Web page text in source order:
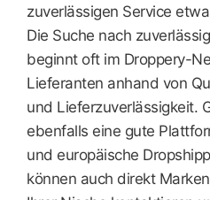
zuverlässigen Service
Die Suche nach
beginnt oft im Droppery-
Lieferanten anhand von
und Lieferzuverlässigkeit.
ebenfalls eine gute
und europäische
können auch direkt